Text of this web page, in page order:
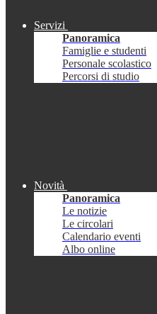
Servizi
Panoramica
Famiglie e studenti
Personale scolastico
Percorsi di studio
Novità
Panoramica
Le notizie
Le circolari
Calendario eventi
Albo online